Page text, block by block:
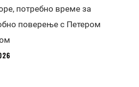
потребно време за
поверење с Петером